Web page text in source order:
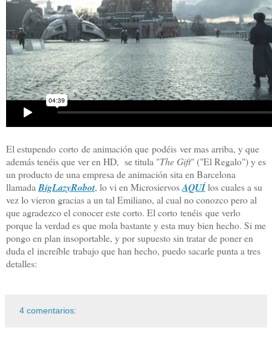
El estupendo corto de animación que podéis ver mas arriba, y que
además tenéis que ver en HD, se titula "The Gift" ("El Regalo") y es
un producto de una empresa de animación sita en Barcelona
llamadaBigLazyRobot, lo vi en MicrosiervosAQUÍlos cuales a su
vez lo vieron gracias a un tal Emiliano, al cual no conozco pero al
que agradezco el conocer este corto. El corto tenéis que verlo
porque la verdad es que mola bastante y esta muy bien hecho. Si me
pongo en plan insoportable, y por supuesto sin tratar de poner en
duda el increíble trabajo que han hecho, puedo sacarle punta a tres
detalles:
4 comentarios: